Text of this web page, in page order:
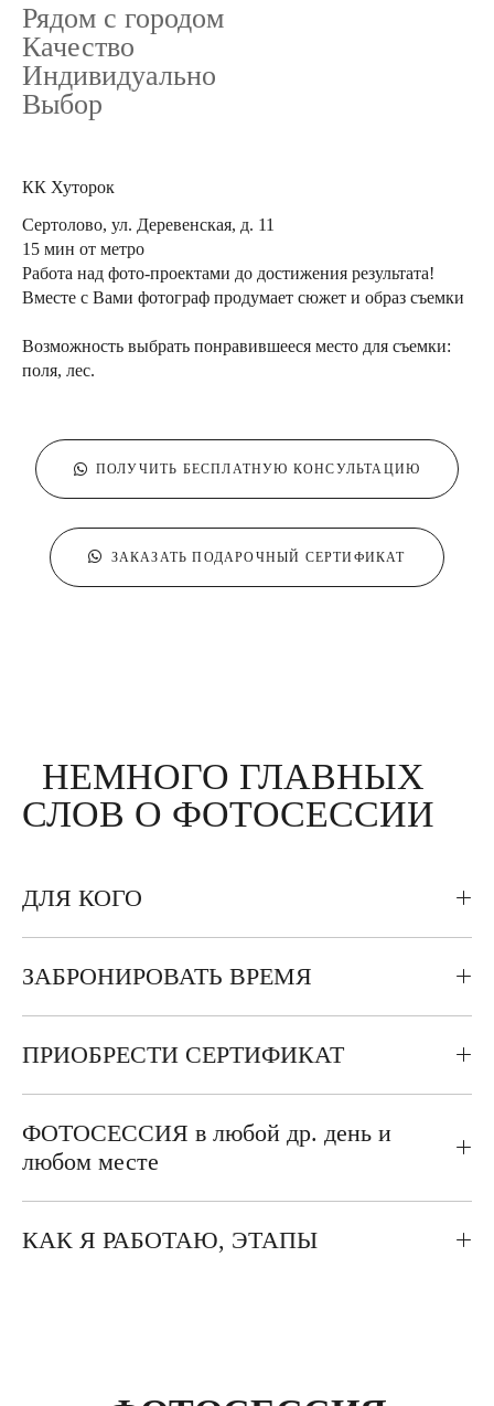
Рядом с городом
Качество
Индивидуально
Выбор
КК Хуторок
Сертолово, ул. Деревенская, д. 11
15 мин от метро
Работа над фото-проектами до достижения результата!
Вместе с Вами фотограф продумает сюжет и образ съемки
Возможность выбрать понравившееся место для съемки:
поля, лес.
ПОЛУЧИТЬ БЕСПЛАТНУЮ КОНСУЛЬТАЦИЮ
ЗАКАЗАТЬ ПОДАРОЧНЫЙ СЕРТИФИКАТ
НЕМНОГО ГЛАВНЫХ
СЛОВ О ФОТОСЕССИИ
ДЛЯ КОГО
ЗАБРОНИРОВАТЬ ВРЕМЯ
ПРИОБРЕСТИ СЕРТИФИКАТ
ФОТОСЕССИЯ в любой др. день и
любом месте
КАК Я РАБОТАЮ, ЭТАПЫ